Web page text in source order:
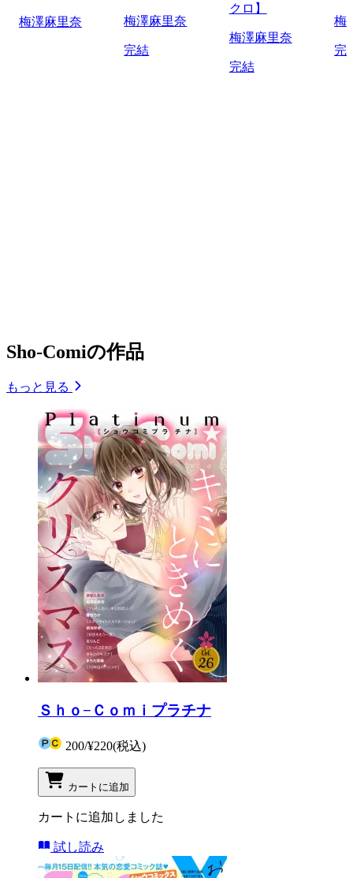
梅澤麻里奈 梅澤麻里奈
完結
クロ】
梅澤麻里奈
完結
梅
完
Sho-Comiの作品
もっと見る
Ｓｈｏ−Ｃｏｍｉプラチナ
200/¥220(税込)
カートに追加
カートに追加しました
試し読み